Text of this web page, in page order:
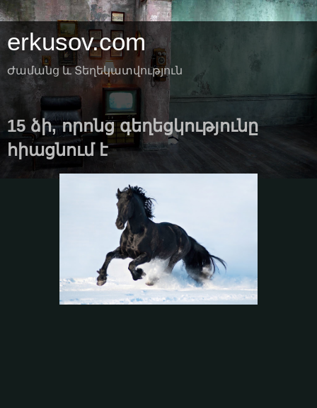
erkusov.com
Ժամանց և Տեղեկատվություն
15 ձի, որոնց գեղեցկությունը
հիացնում է